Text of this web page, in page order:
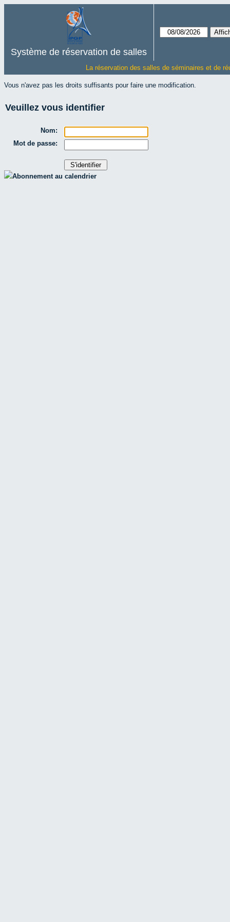
Système de réservation de salles
La réservation des salles de séminaires et de
Vous n'avez pas les droits suffisants pour faire une modification.
Veuillez vous identifier
Nom:
Mot de passe:
Abonnement au calendrier